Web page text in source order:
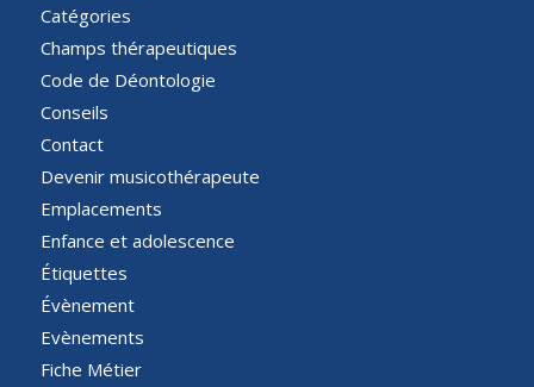
Catégories
Champs thérapeutiques
Code de Déontologie
Conseils
Contact
Devenir musicothérapeute
Emplacements
Enfance et adolescence
Étiquettes
Évènement
Evènements
Fiche Métier